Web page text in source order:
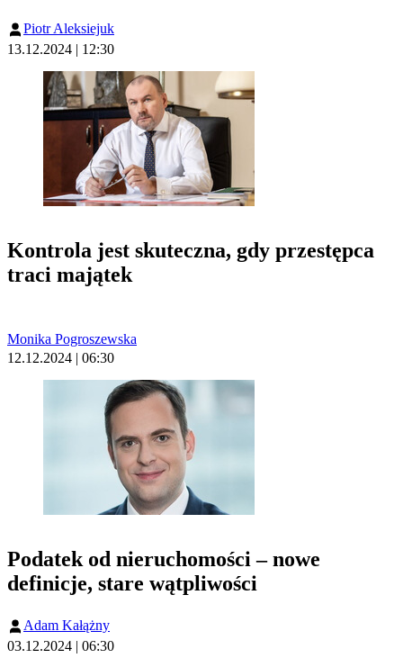
Piotr Aleksiejuk
13.12.2024 | 12:30
Kontrola jest skuteczna, gdy przestępca
traci majątek
Monika Pogroszewska
12.12.2024 | 06:30
Podatek od nieruchomości – nowe
definicje, stare wątpliwości
Adam Kałążny
03.12.2024 | 06:30